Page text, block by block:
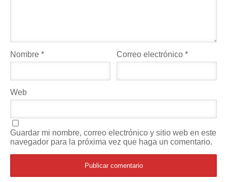
Nombre * Correo electrónico*
Web
Guardar mi nombre, correo electrónico y sitio web en este
navegador para la próxima vez que haga un comentario.